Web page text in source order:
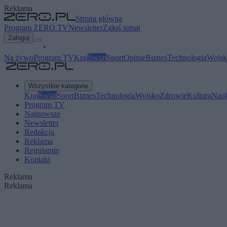
Reklama
Strona główna
Program ZERO TVNewsletterZgłoś temat
Zaloguj
Na żywoProgram TVKrajŚwiatSportOpinieBiznesTechnologia
Wszystkie kategorie
KrajŚwiatSportBiznesTechnologiaWojskoZdrowieKultura
Program TV
Najnowsze
Newsletter
Redakcja
Reklama
Regulamin
Kontakt
Reklama
Reklama